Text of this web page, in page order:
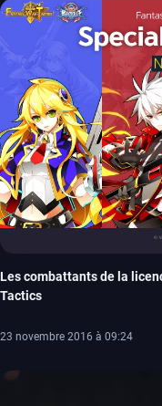
Les combattants de la
Tactics
23 novembre 2016 à 09:24